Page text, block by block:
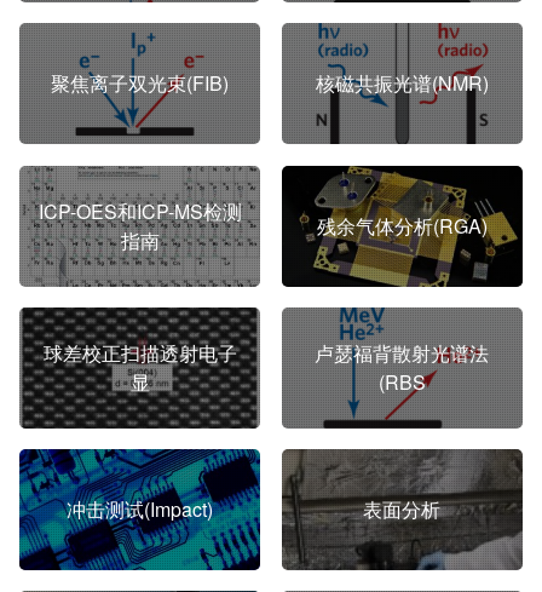
聚焦离子双光束(FIB) 核磁共振光谱(NMR)
ICP-OES和ICP-MS检测
指南
残余气体分析(RGA)
球差校正扫描透射电子
显
卢瑟福背散射光谱法
(RBS
冲击测试(Impact) 表面分析